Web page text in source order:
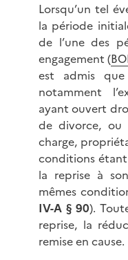
Lorsqu’un tel
la période
de l’une des
engagement (
est admis
notamment
ayant ouvert
de divorce, ou
charge,
conditions
la reprise à
mêmes
IV-A § 90).
reprise, la
remise en cause.